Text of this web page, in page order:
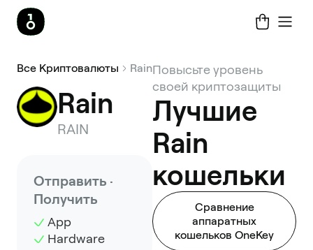
Все Криптовалюты Rain
Rain
RAIN
Отправить ·
Получить
App
Hardware
Повысьте уровень
своей криптозащиты
Лучшие
Rain
кошельки
Сравнение
аппаратных
кошельков OneKey